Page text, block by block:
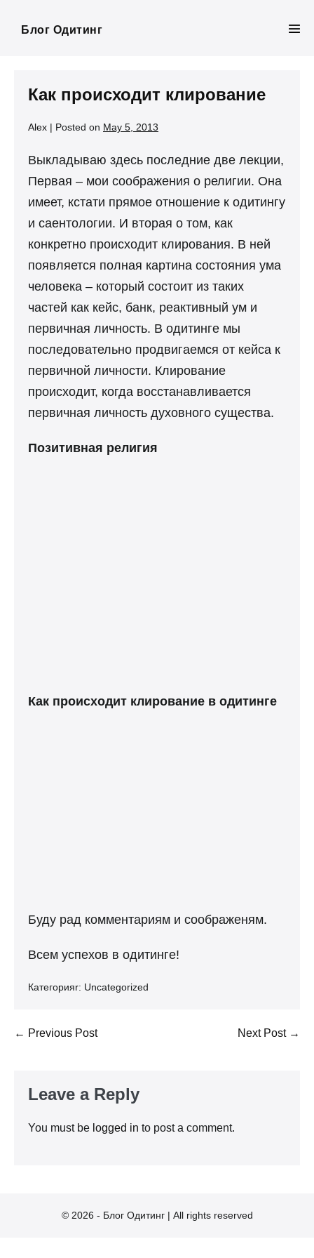
Блог Одитинг
Как происходит клирование
Alex | Posted on May 5, 2013
Выкладываю здесь последние две лекции,
Первая – мои соображения о религии. Она
имеет, кстати прямое отношение к одитингу
и саентологии. И вторая о том, как
конкретно происходит клирования. В ней
появляется полная картина состояния ума
человека – который состоит из таких
частей как кейс, банк, реактивный ум и
первичная личность. В одитинге мы
последовательно продвигаемся от кейса к
первичной личности. Клирование
происходит, когда восстанавливается
первичная личность духовного существа.
Позитивная религия
Как происходит клирование в одитинге
Буду рад комментариям и соображеням.
Всем успехов в одитинге!
Категорияr: Uncategorized
Post
← Previous Post Next Post →
Leave a Reply
You must be logged in to post a comment.
© 2026 - Блог Одитинг | All rights reserved